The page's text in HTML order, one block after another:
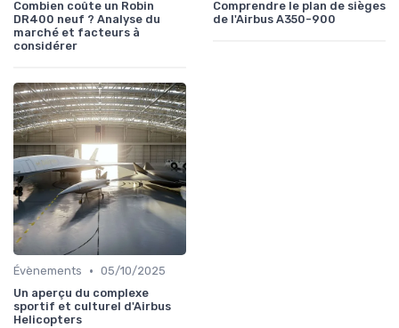
Combien coûte un Robin
DR400 neuf ? Analyse du
marché et facteurs à
considérer
Comprendre le plan de sièges
de l'Airbus A350-900
Évènements • 05/10/2025
Un aperçu du complexe
sportif et culturel d'Airbus
Helicopters